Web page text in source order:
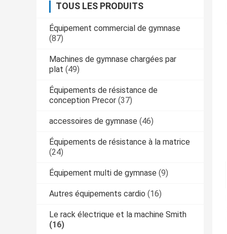
TOUS LES PRODUITS
Équipement commercial de gymnase
(87)
Machines de gymnase chargées par
plat (49)
Équipements de résistance de
conception Precor (37)
accessoires de gymnase (46)
Équipements de résistance à la matrice
(24)
Équipement multi de gymnase (9)
Autres équipements cardio (16)
Le rack électrique et la machine Smith
(16)